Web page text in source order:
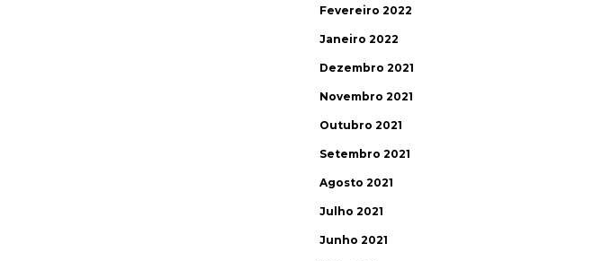
Fevereiro 2022
Janeiro 2022
Dezembro 2021
Novembro 2021
Outubro 2021
Setembro 2021
Agosto 2021
Julho 2021
Junho 2021